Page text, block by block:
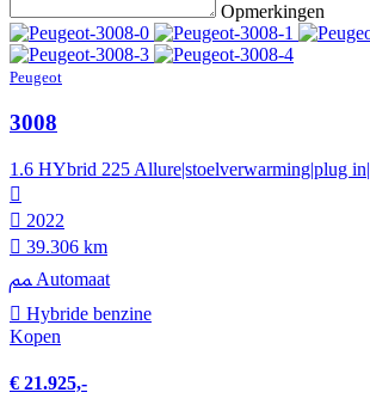
Opmerkingen
Peugeot
3008
1.6 HYbrid 225 Allure|stoelverwarming|plug in|
2022
39.306 km
Automaat
Hybride benzine
Kopen
€ 21.925,-